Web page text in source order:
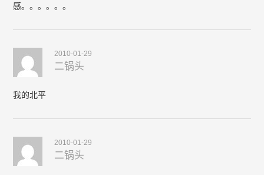
感。。。。。。
2010-01-29
二锅头
我的北平
2010-01-29
二锅头